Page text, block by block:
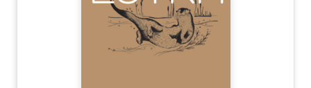
Tankönyv, segédkönyv